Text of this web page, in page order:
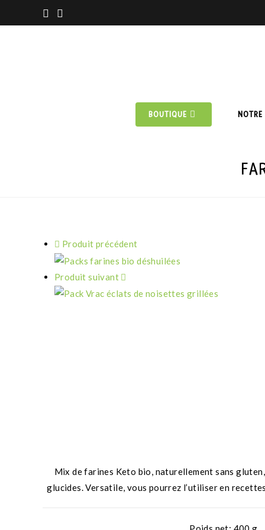
BOUTIQUE
Produit précédent
Produit suivant
Mix de farines Keto bio, naturellement sans
glucides. Versatile, vous pourrez l’utiliser en